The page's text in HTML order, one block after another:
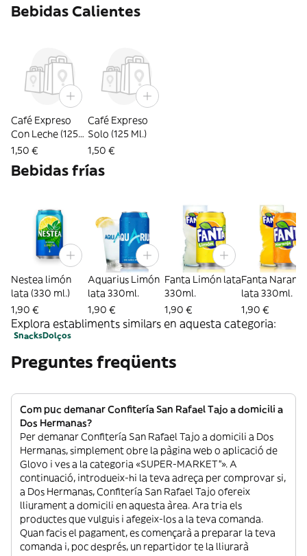
Bebidas Calientes
Café Expreso
Con Leche (125
Ml.)
1,50 €
Café Expreso
Solo (125 Ml.)
1,50 €
Bebidas frías
Nestea limón
lata (330 ml.)
1,90 €
Aquarius Limón
lata 330ml.
1,90 €
Fanta Limón lata
330ml.
1,90 €
Fanta Naranja
lata 330ml.
1,90 €
Explora establiments similars en aquesta categoria:
SnacksDolços
Preguntes freqüents
Com puc demanar Confitería San Rafael Tajo a domicili a
Dos Hermanas?
Per demanar Confitería San Rafael Tajo a domicili a Dos
Hermanas, simplement obre la pàgina web o aplicació de
Glovo i ves a la categoria «SUPER-MARKET”». A
continuació, introdueix-hi la teva adreça per comprovar si,
a Dos Hermanas, Confitería San Rafael Tajo ofereix
lliurament a domicili en aquesta àrea. Ara tria els
productes que vulguis i afegeix-los a la teva comanda.
Quan facis el pagament, es començarà a preparar la teva
comanda i, poc després, un repartidor te la lliurarà